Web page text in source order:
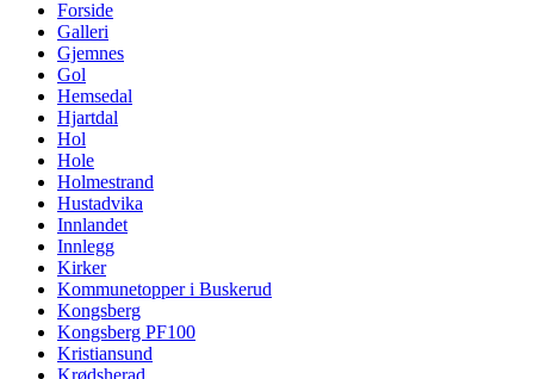
Forside
Galleri
Gjemnes
Gol
Hemsedal
Hjartdal
Hol
Hole
Holmestrand
Hustadvika
Innlandet
Innlegg
Kirker
Kommunetopper i Buskerud
Kongsberg
Kongsberg PF100
Kristiansund
Krødsherad